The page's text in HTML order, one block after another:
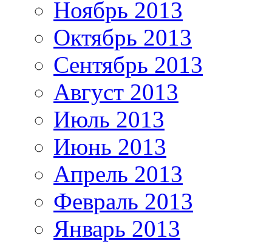
Ноябрь 2013
Октябрь 2013
Сентябрь 2013
Август 2013
Июль 2013
Июнь 2013
Апрель 2013
Февраль 2013
Январь 2013